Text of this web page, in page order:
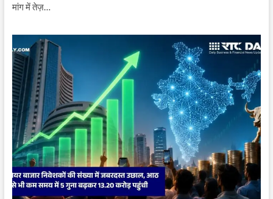
मांग में तेज़…